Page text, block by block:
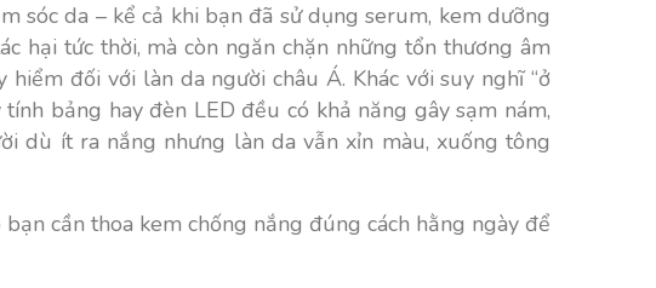
sóc da – kể cả khi bạn đã sử dụng serum, kem dưỡng
hại tức thời, mà còn ngăn chặn những tổn thương âm
đối với làn da người châu Á. Khác với suy nghĩ “ở
bảng hay đèn LED đều có khả năng gây sạm nám,
dù ít ra nắng nhưng làn da vẫn xỉn màu, xuống tông
cần thoa kem chống nắng đúng cách hằng ngày để